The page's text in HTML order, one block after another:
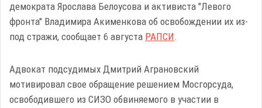
демократа Ярослава Белоусова и активиста "Левого
фронта" Владимира Акименкова об освобождении их из-
под стражи, сообщает 6 августа РАПСИ.
Адвокат подсудимых Дмитрий Аграновский
мотивировал свое обращение решением Мосгорсуда,
освободившего из СИЗО обвиняемого в участии в